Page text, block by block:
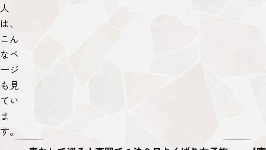
人
は、
こん
なペ
ージ
も見
てい
ま
す。